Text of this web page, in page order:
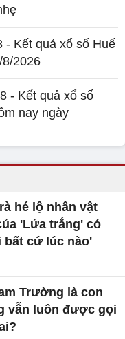
- Kết quả xổ số Huế
8/2026
- Kết quả xổ số
nay ngày
hé lộ nhân vật
'Lửa trắng' có
bất cứ lúc nào'
Trường là con
vẫn luôn được gọi